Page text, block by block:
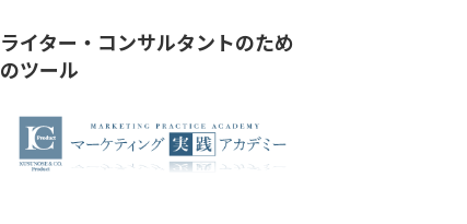
ライター・コンサルタントのため
のツール